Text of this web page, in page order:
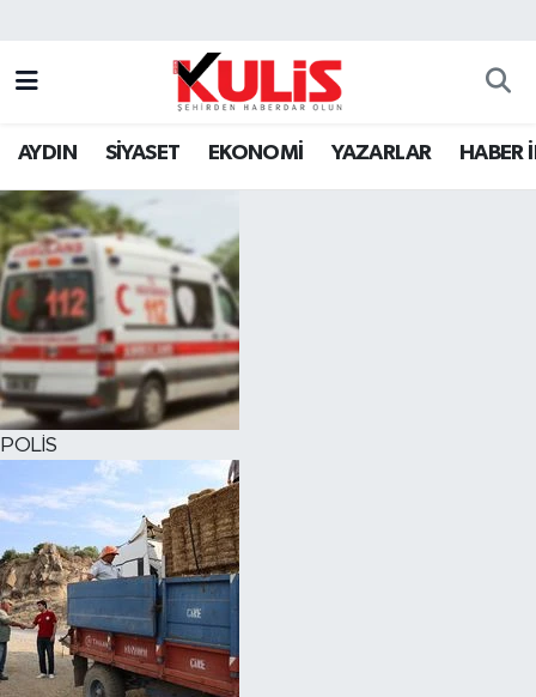
AYDIN SİYASET EKONOMİ YAZARLAR HABER
POLİS